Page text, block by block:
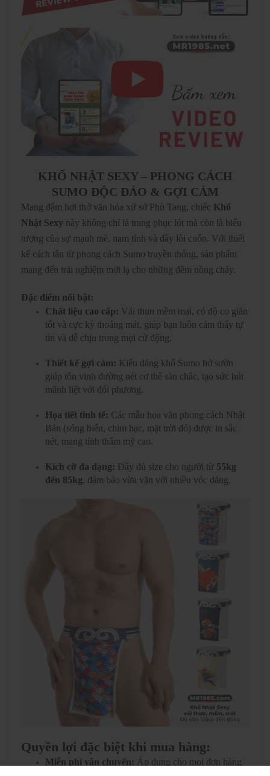
KHỐ NHẬT SEXY – PHONG CÁCH
SUMO ĐỘC ĐÁO & GỢI CẢM
Mang đậm hơi thở văn hóa xứ sở Phù Tang, chiếc Khố
Nhật Sexy này không chỉ là trang phục lót mà còn là biểu
tượng của sự mạnh mẽ, nam tính và đầy lôi cuốn. Với thiết
kế cách tân từ phong cách Sumo truyền thống, sản phẩm
mang đến trải nghiệm mới lạ cho những đêm nồng cháy.
Đặc điểm nổi bật:
Chất liệu cao cấp: Vải thun mềm mại, có độ co giãn
tốt và cực kỳ thoáng mát, giúp bạn luôn cảm thấy tự
tin và dễ chịu trong mọi cử động.
Thiết kế gợi cảm: Kiểu dáng khố Sumo hở sườn
giúp tôn vinh đường nét cơ thể săn chắc, tạo sức hút
mãnh liệt với đối phương.
Họa tiết tinh tế: Các mẫu hoa văn phong cách Nhật
Bản (sóng biển, chim hạc, mặt trời đỏ) được in sắc
nét, mang tính thẩm mỹ cao.
Kích cỡ đa dạng: Đầy đủ size cho người từ 55kg
đến 85kg, đảm bảo vừa vặn với nhiều vóc dáng.
Quyền lợi đặc biệt khi mua hàng:
Miễn phí vận chuyển: Áp dụng cho mọi đơn hàng